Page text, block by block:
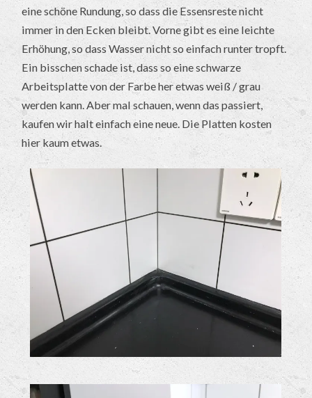
eine schöne Rundung, so dass die Essensreste nicht
immer in den Ecken bleibt. Vorne gibt es eine leichte
Erhöhung, so dass Wasser nicht so einfach runter tropft.
Ein bisschen schade ist, dass so eine schwarze
Arbeitsplatte von der Farbe her etwas weiß / grau
werden kann. Aber mal schauen, wenn das passiert,
kaufen wir halt einfach eine neue. Die Platten kosten
hier kaum etwas.